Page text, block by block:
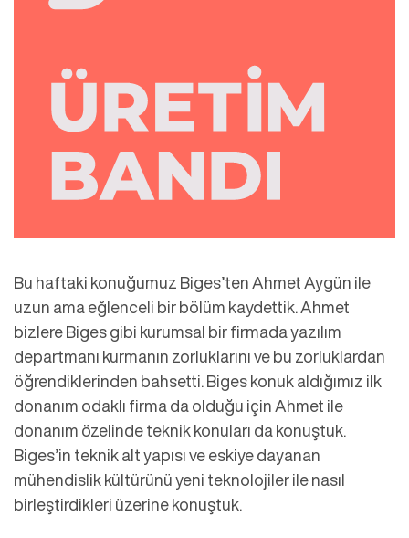
Bu haftaki konuğumuz Biges’ten Ahmet Aygün ile
uzun ama eğlenceli bir bölüm kaydettik. Ahmet
bizlere Biges gibi kurumsal bir firmada yazılım
departmanı kurmanın zorluklarını ve bu zorluklardan
öğrendiklerinden bahsetti. Biges konuk aldığımız ilk
donanım odaklı firma da olduğu için Ahmet ile
donanım özelinde teknik konuları da konuştuk.
Biges’in teknik alt yapısı ve eskiye dayanan
mühendislik kültürünü yeni teknolojiler ile nasıl
birleştirdikleri üzerine konuştuk.